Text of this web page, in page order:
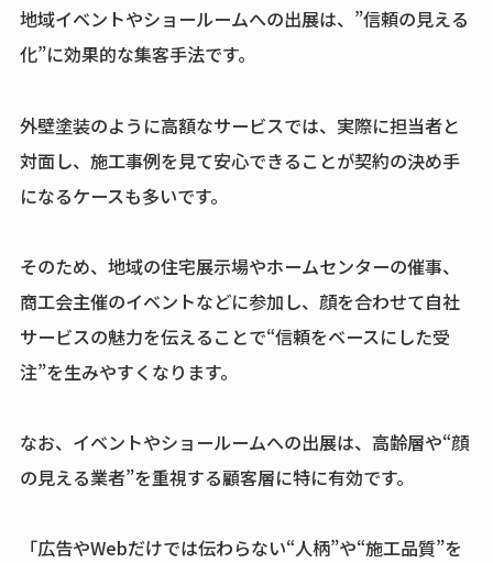
地域イベントやショールームへの出展は、”信頼の見える
化”に効果的な集客手法です。
外壁塗装のように高額なサービスでは、実際に担当者と
対面し、施工事例を見て安心できることが契約の決め手
になるケースも多いです。
そのため、地域の住宅展示場やホームセンターの催事、
商工会主催のイベントなどに参加し、顔を合わせて自社
サービスの魅力を伝えることで“信頼をベースにした受
注”を生みやすくなります。
なお、イベントやショールームへの出展は、高齢層や“顔
の見える業者”を重視する顧客層に特に有効です。
「広告やWebだけでは伝わらない“人柄”や“施工品質”を